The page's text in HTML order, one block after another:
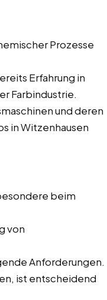
Prozesse
Erfahrung in
Farbindustrie.
und deren
in Witzenhausen
beim
von
Anforderungen.
ist entscheidend